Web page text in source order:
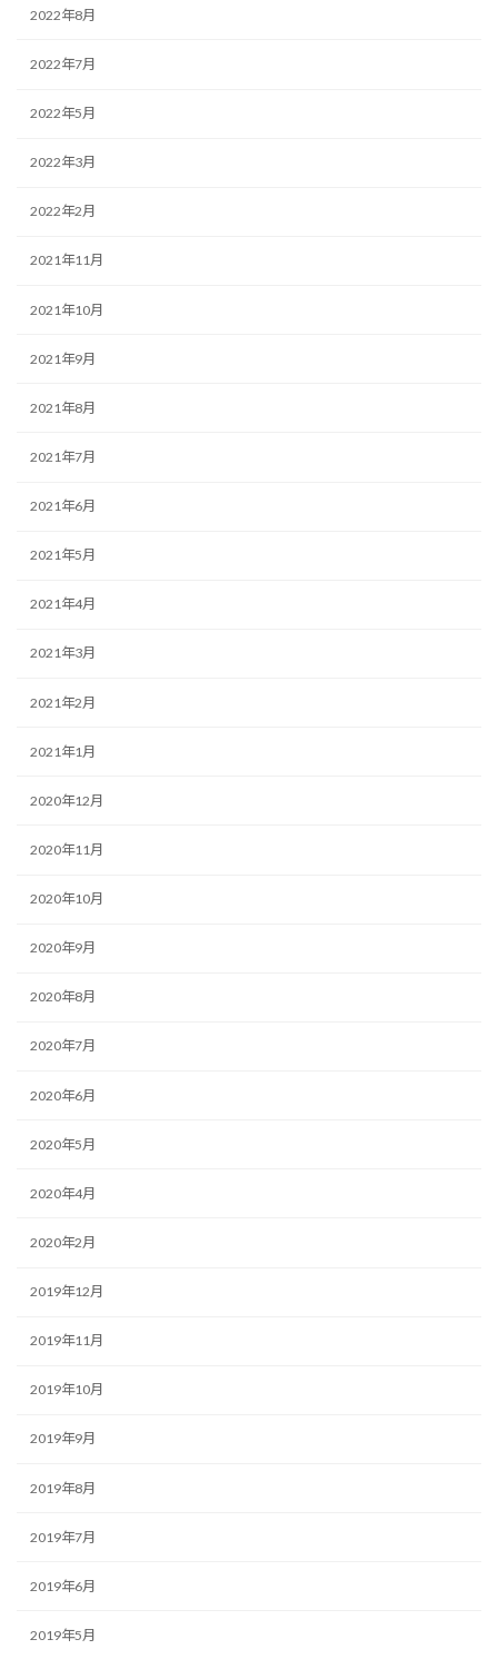
2022年8月
2022年7月
2022年5月
2022年3月
2022年2月
2021年11月
2021年10月
2021年9月
2021年8月
2021年7月
2021年6月
2021年5月
2021年4月
2021年3月
2021年2月
2021年1月
2020年12月
2020年11月
2020年10月
2020年9月
2020年8月
2020年7月
2020年6月
2020年5月
2020年4月
2020年2月
2019年12月
2019年11月
2019年10月
2019年9月
2019年8月
2019年7月
2019年6月
2019年5月